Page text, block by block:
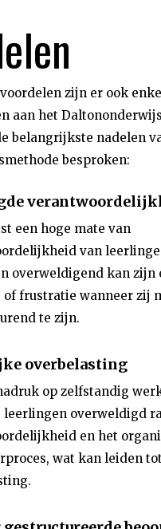
zijn er ook
aan het
belangrijkste nadelen
besproken:
een hoge mate van
van
overweldigend kan zijn
of frustratie wanneer zij
te zijn.
overbelasting
op zelfstandig
leerlingen overweldigd
en het
wat kan leiden